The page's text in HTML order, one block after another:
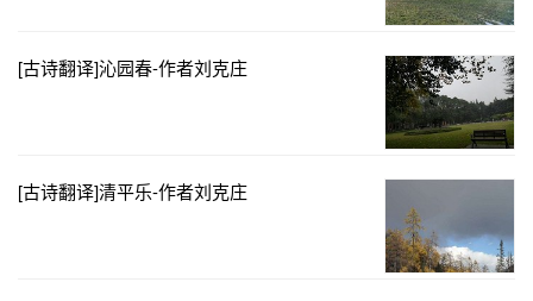
[古诗翻译]沁园春-作者刘克庄
[古诗翻译]清平乐-作者刘克庄